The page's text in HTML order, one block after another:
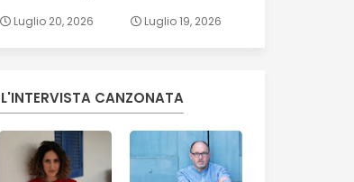
Luglio 20, 2026 Luglio 19, 2026
L'INTERVISTA CANZONATA